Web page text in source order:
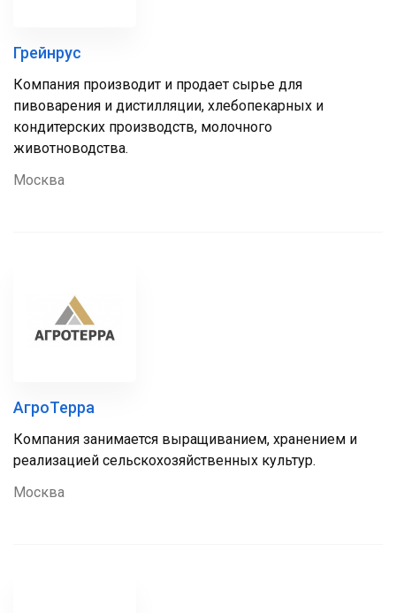
Грейнрус
Компания производит и продает сырье для
пивоварения и дистилляции, хлебопекарных и
кондитерских производств, молочного
животноводства.
Москва
АгроТерра
Компания занимается выращиванием, хранением и
реализацией сельскохозяйственных культур.
Москва